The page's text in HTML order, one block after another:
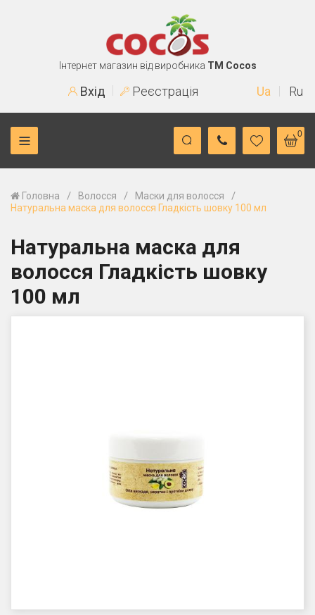
Інтернет магазин від виробника TM Cocos
Вхід Реєстрація Ua Ru
0
Головна / Волосся / Маски для волосся /
Натуральна маска для волосся Гладкість шовку 100 мл
Натуральна маска для
волосся Гладкість шовку
100 мл